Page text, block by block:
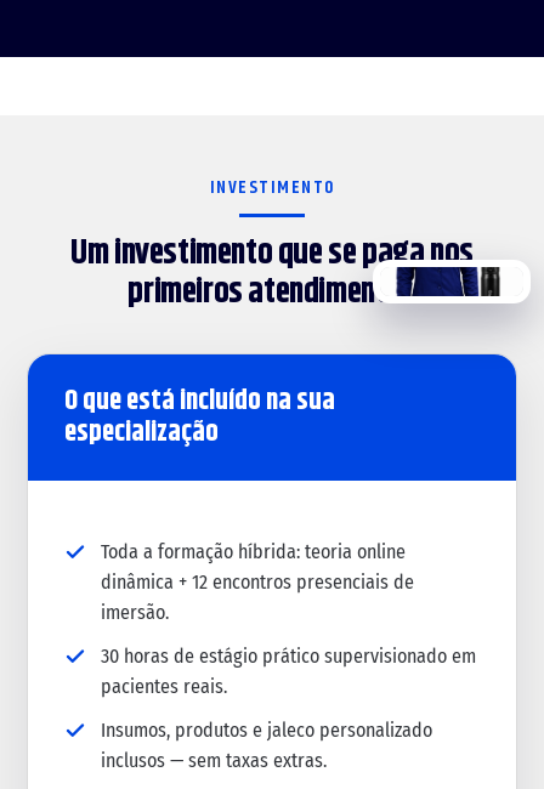
INVESTIMENTO
Um investimento que se paga nos
primeiros atendimentos img/kit.png
O que está incluído na sua
especialização
Toda a formação híbrida: teoria online
dinâmica + 12 encontros presenciais de
imersão.
30 horas de estágio prático supervisionado em
pacientes reais.
Insumos, produtos e jaleco personalizado
inclusos — sem taxas extras.